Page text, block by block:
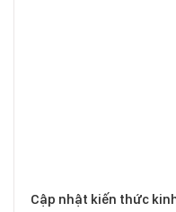
Cập nhật kiến thức